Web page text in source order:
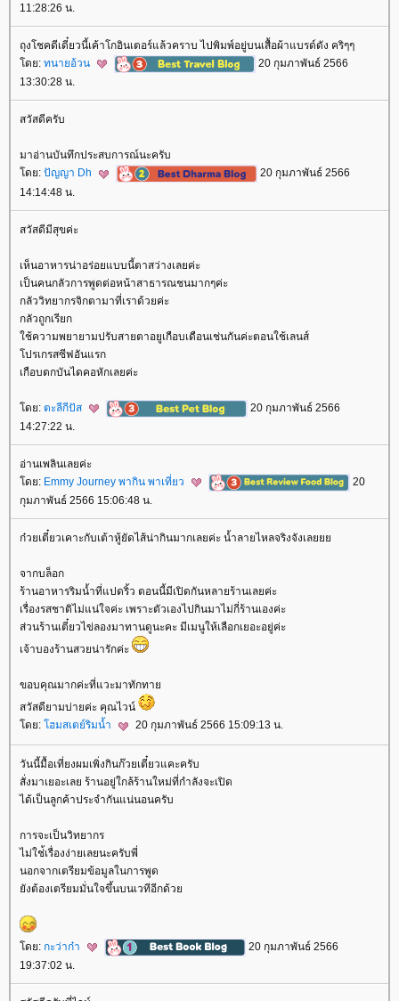
11:28:26 น.
ถุงโชคดีเดี๋ยวนี้เค้าโกอินเตอร์แล้วคราบ ไปพิมพ์อยู่บนเสื้อผ้าแบรด์ดัง คริๆๆ
ดย: ทนายอ้วน
20 กุมภาพันธ์ 2566
13:30:28 น.
สวัสดีครับ
มาอ่านบันทึกประสบการณ์นะครับ
ดย: ปัญญา Dh
20 กุมภาพันธ์ 2566
14:14:48 น.
สวัสดีมีสุขค่ะ
เห็นอาหารน่าอร่อยแบบนี้ตาสว่างเลยค่ะ
เป็นคนกลัวการพูดต่อหน้าสาธารณชนมากๆค่ะ
กลัววิทยากรจิกตามาที่เราด้วยค่ะ
กลัวถูกเรียก
ช้ความพยายามปรับสายตาอยูเกือบเดือนเช่นกันค่ะตอนใช้เลนส์
ปรเกรสซีฟอันแรก
เกือบตกบันไดคอหักเลยค่ะ
ดย: ตะลีกีปัส
20 กุมภาพันธ์ 2566
14:27:22 น.
อ่านเพลินเลยค่ะ
ดย: Emmy Journey พากิน พาเที่ยว
20
กุมภาพันธ์ 2566 15:06:48 น.
ก๋วยเตี๋ยวเคาะกับเต้าหู้ยัดไส้น่ากินมากเลยค่ะ น้ำลายไหลจริงจังเล
จากบล็อก
ร้านอาหารริมน้ำที่แปดริ้ว ตอนนี้มีเปิดกันหลายร้านเลยค่ะ
เรื่องรสชาติไม่แน่ใจค่ะ เพราะตัวเองไปกินมาไม่กี่ร้านเองค่ะ
ส่วนร้านเตี๋ยวไข่ลองมาทานดูนะคะ มีเมนูให้เลือกเยอะอยู่ค่ะ
เจ้าบองร้านสวยน่ารักค่ะ
ขอบคุณมากค่ะที่แวะมาทักทา
สวัสดียามบ่ายค่ะ คุณไวน์
ดย: ฮมสเตย์ริมน้ำ 20 กุมภาพันธ์ 2566 15:09:13 น.
วันนี้มื้อเที่ยงผมเพิ่งกินก๊วยเตี๋ยวแคะครับ
สั่งมาเยอะเลย ร้านอยู่ใกล้ร้านใหม่ที่กำลังจะเปิด
ได้เป็นลูกค้าประจำกันแน่นอนครับ
การจะเป็นวิทยากร
ไม่ใช่้เรื่องง่ายเลยนะครับพี่
นอกจากเตรียมข้อมูลในการพูด
ังต้องเตรียมมั่นใจขึ้นบนเวทีอีกด้ว
ดย: กะว่าก๋า
20 กุมภาพันธ์ 2566
19:37:02 น.